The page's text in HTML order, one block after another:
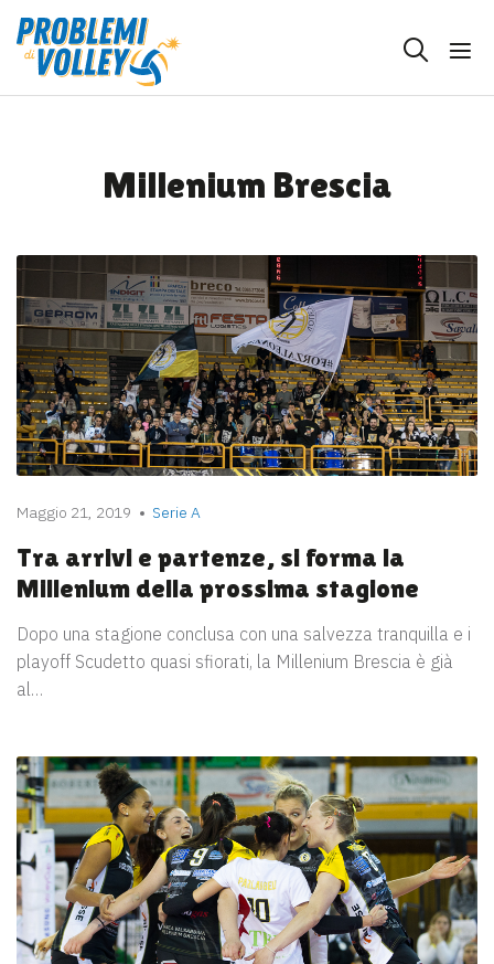
Millenium Brescia
Maggio 21, 2019 Serie A
Tra arrivi e partenze, si forma la
Millenium della prossima stagione
Dopo una stagione conclusa con una salvezza tranquilla e i
playoff Scudetto quasi sfiorati, la Millenium Brescia è già
al…